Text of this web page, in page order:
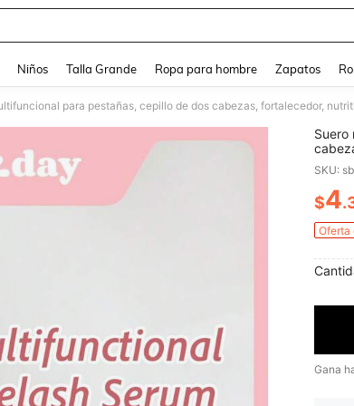
Niños Talla Grande Ropa para hombre Zapatos
Suero
verano
SKU:
$4
Oferta
Gana